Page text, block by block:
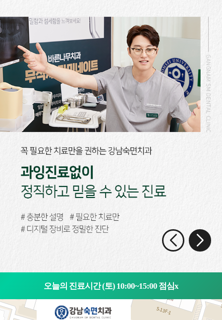
오늘의 진료시간 (토) 10:00~15:00 점심x